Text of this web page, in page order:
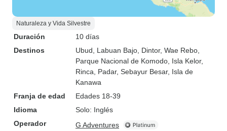
Naturaleza y Vida Silvestre
Duración
10 días
Destinos
Ubud , Labuan Bajo , Dintor, Wae Rebo
Parque Nacional de Komodo , Isla Kelor,
Rinca , Padar, Sebayur Besar, Isla de
Kanawa
Franja de edad
Edades 18-39
Idioma
Solo: Inglés
Operador
G Adventures